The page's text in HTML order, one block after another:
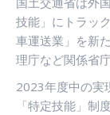
技能」にトラッ
車運送業」を新
理庁など関係省
2023年度中の実
「特定技能」制